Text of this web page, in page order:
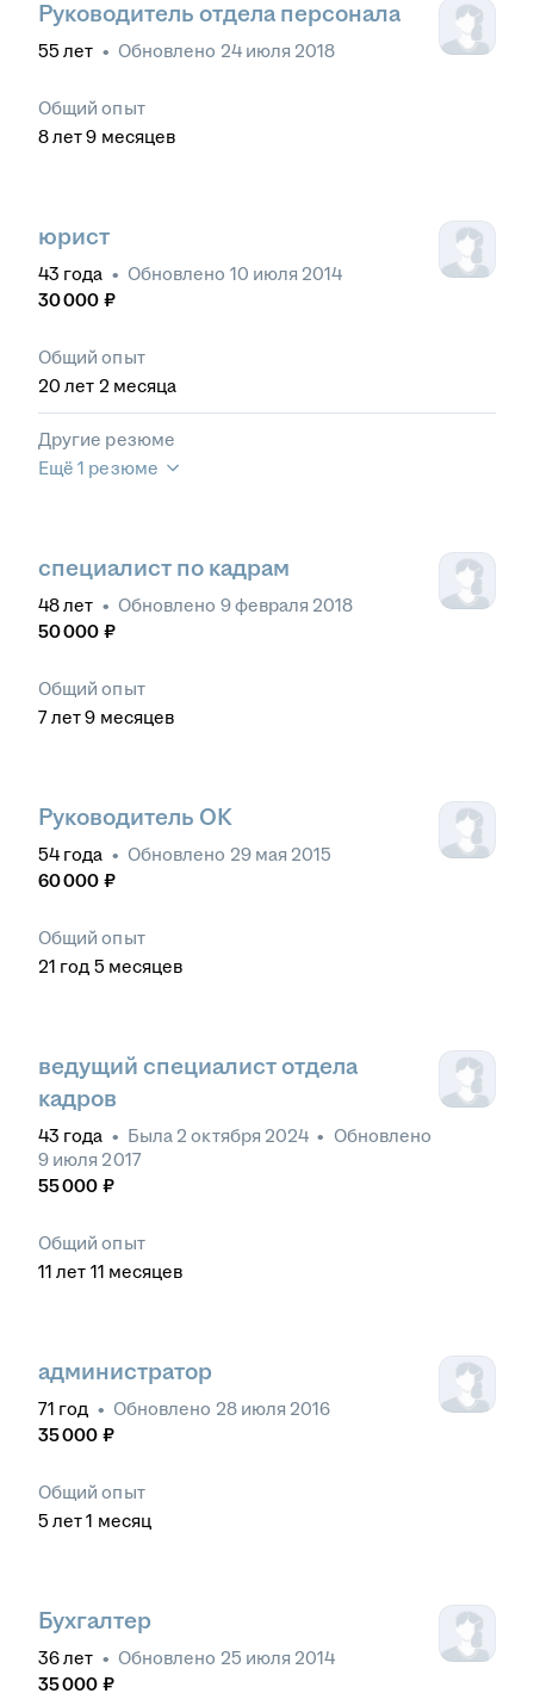
Руководитель отдела персонала
55 лет • Обновлено 24 июля 2018
Общий опыт
8лет 9 месяцев
юрист
43 года • Обновлено 10 июля 2014
30 000 ₽
Общий опыт
20 лет 2 месяца
Другие резюме
Ещё 1 резюме
специалист по кадрам
48лет • Обновлено 9 февраля 2018
50 000 ₽
Общий опыт
7лет 9 месяцев
Руководитель ОК
54 года • Обновлено 29 мая 2015
60 000 ₽
Общий опыт
21 год 5 месяцев
ведущий специалист отдела
кадров
43 года • Была 2 октября 2024 • Обновлено
9 июля 2017
55 000 ₽
Общий опыт
11 лет 11 месяцев
администратор
71 год • Обновлено 28 июля 2016
35 000 ₽
Общий опыт
5 лет 1 месяц
Бухгалтер
36лет • Обновлено 25 июля 2014
35 000 ₽